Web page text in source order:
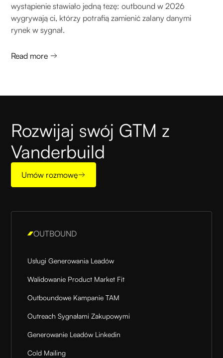
wystąpienie stawiało jedną tezę: outbound w 2026
wygrywają ci, którzy potrafią zamienić zalany danymi
rynek w sygnał.
Read more
Rozwijaj swój GTM z
Vanderbuild
Umów rozmowę
OUTBOUND
Usługi Generowania Leadów
Walidowanie Product Market Fit
Outboundowe Kampanie TAM
Outreach Sygnałami Zakupowymi
Generowanie Leadów Linkedin
Cold Mailing